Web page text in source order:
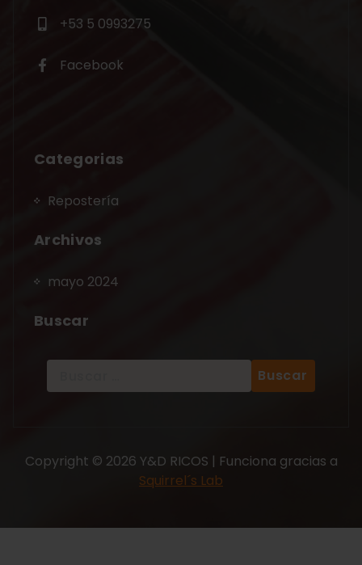
+53 5 0993275
Facebook
Categorias
Repostería
Archivos
mayo 2024
Buscar
Copyright © 2026 Y&D RICOS | Funciona gracias a
Squirrel´s Lab